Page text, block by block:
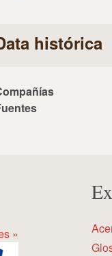
histórica
»